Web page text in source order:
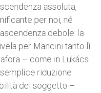
assoluta,
per noi, né
debole: la
per Mancini tanto lì
– come in Lukács
riduzione
del soggetto –